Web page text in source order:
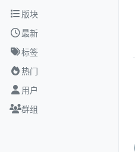
跳转至内容
版块
最新
标签
热门
用户
群组